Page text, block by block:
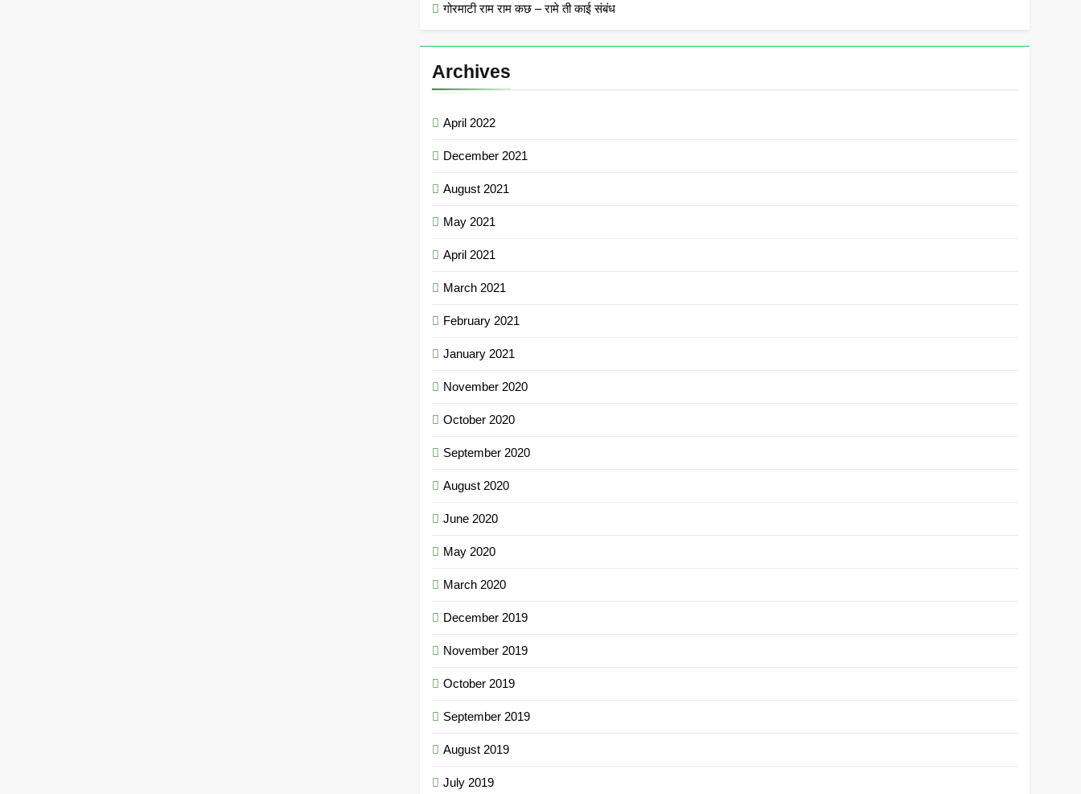
गोरमाटी राम राम कछ – रामे ती काई संबंध
Archives
April 2022
December 2021
August 2021
May 2021
April 2021
March 2021
February 2021
January 2021
November 2020
October 2020
September 2020
August 2020
June 2020
May 2020
March 2020
December 2019
November 2019
October 2019
September 2019
August 2019
July 2019